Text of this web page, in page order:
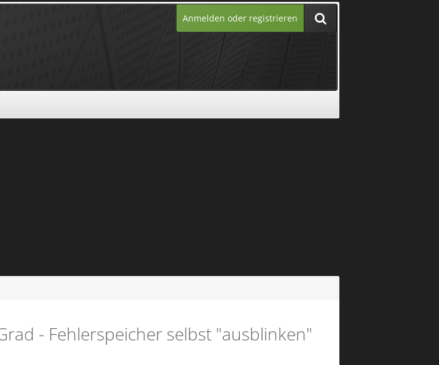
Anmelden oder registrieren
- Fehlerspeicher selbst "ausblinken"